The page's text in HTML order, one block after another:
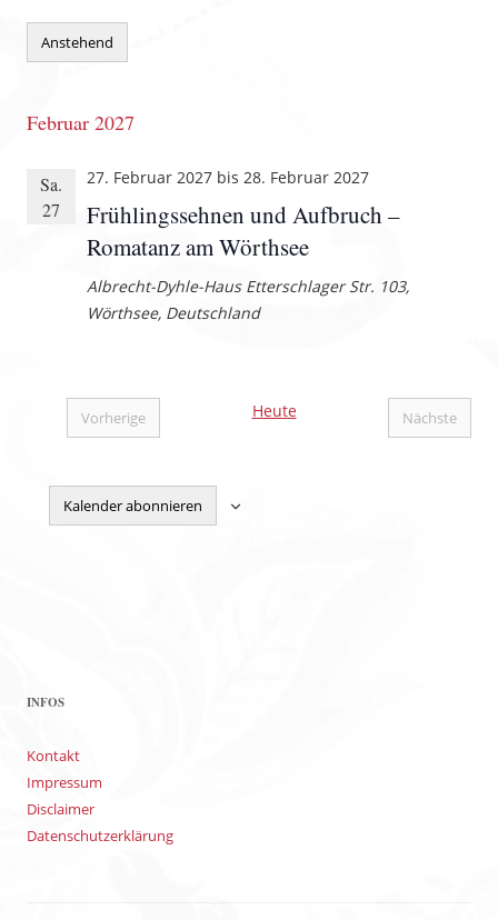
Anstehend
Februar 2027
Sa.
27
27. Februar 2027 bis 28. Februar 2027
Frühlingssehnen und Aufbruch –
Romatanz am Wörthsee
Albrecht-Dyhle-Haus Etterschlager Str. 103,
Wörthsee, Deutschland
Vorherige
Veranstaltungen
Heute
Nächste
Kalender abonnieren
INFOS
Kontakt
Impressum
Disclaimer
Datenschutzerklärung